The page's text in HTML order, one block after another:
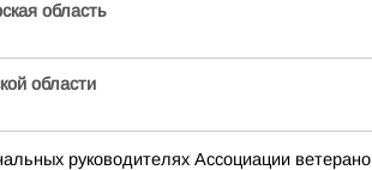
область
области
руководителях Ассоциации